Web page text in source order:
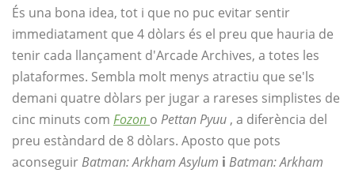
És una bona idea, tot i que no puc evitar sentir
immediatament que 4 dòlars és el preu que hauria de
tenir cada llançament d'Arcade Archives, a totes les
plataformes. Sembla molt menys atractiu que se'ls
demani quatre dòlars per jugar a rareses simplistes de
cinc minuts com Fozon o Pettan Pyuu , a diferència del
preu estàndard de 8 dòlars. Aposto que pots
aconseguirBatman: Arkham Asylum i Batman: Arkham